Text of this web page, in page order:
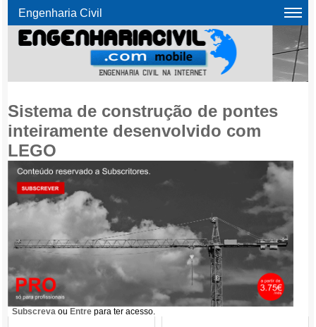
Engenharia Civil
Sistema de construção de pontes
inteiramente desenvolvido com
LEGO
Subscreva ou Entre para ter acesso.